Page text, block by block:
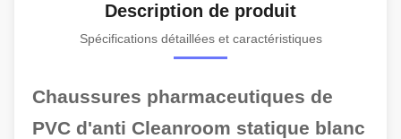
Description de produit
Spécifications détaillées et caractéristiques
Chaussures pharmaceutiques de
PVC d'anti Cleanroom statique blanc